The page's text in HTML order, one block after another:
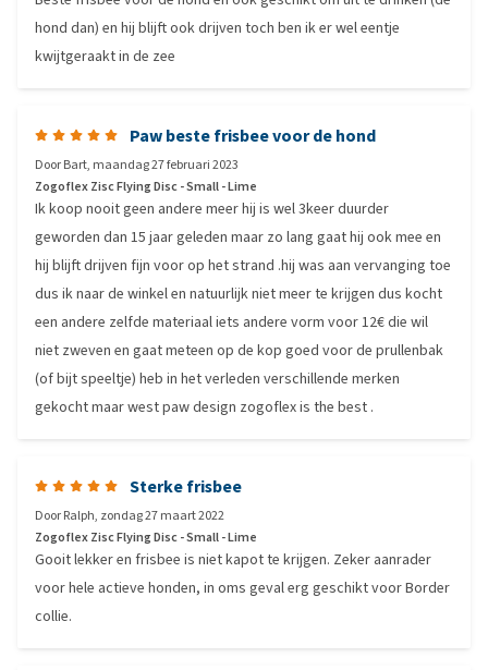
hond dan) en hij blijft ook drijven toch ben ik er wel eentje
kwijtgeraakt in de zee
Paw beste frisbee voor de hond
DoorBart, maandag 27 februari 2023
Zogoflex Zisc Flying Disc - Small - Lime
Ik koop nooit geen andere meer hij is wel 3keer duurder
geworden dan 15 jaar geleden maar zo lang gaat hij ook mee en
hij blijft drijven fijn voor op het strand .hij was aan vervanging toe
dus ik naar de winkel en natuurlijk niet meer te krijgen dus kocht
een andere zelfde materiaal iets andere vorm voor 12€ die wil
niet zweven en gaat meteen op de kop goed voor de prullenbak
(of bijt speeltje) heb in het verleden verschillende merken
gekocht maar west paw design zogoflex is the best .
Sterke frisbee
DoorRalph, zondag 27 maart 2022
Zogoflex Zisc Flying Disc - Small - Lime
Gooit lekker en frisbee is niet kapot te krijgen. Zeker aanrader
voor hele actieve honden, in oms geval erg geschikt voor Border
collie.